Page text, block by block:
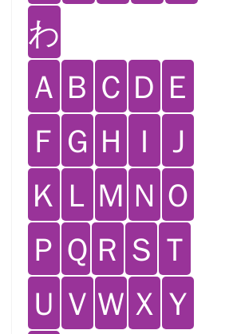
わ
Ａ Ｂ Ｃ Ｄ Ｅ
Ｆ Ｇ Ｈ Ｉ Ｊ
Ｋ Ｌ Ｍ Ｎ Ｏ
Ｐ Ｑ Ｒ Ｓ Ｔ
Ｕ Ｖ Ｗ Ｘ Ｙ